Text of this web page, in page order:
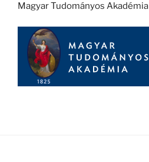
Magyar Tudományos Akadémia